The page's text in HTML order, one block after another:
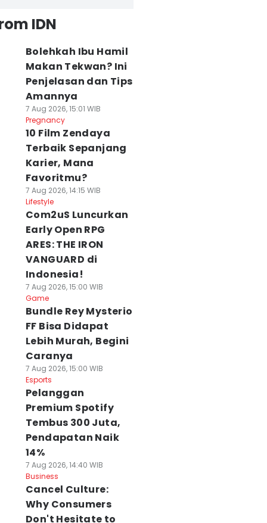
IDN
Bolehkah Ibu Hamil
Makan Tekwan? Ini
Penjelasan dan Tips
Amannya
7 Aug 2026, 15:01 WIB
Pregnancy
10 Film Zendaya
Terbaik Sepanjang
Karier, Mana
Favoritmu?
7 Aug 2026, 14:15 WIB
Lifestyle
Com2uS Luncurkan
Early Open RPG
ARES: THE IRON
VANGUARD di
Indonesia!
7 Aug 2026, 15:00 WIB
Game
Bundle Rey Mysterio
FF Bisa Didapat
Lebih Murah, Begini
Caranya
7 Aug 2026, 15:00 WIB
Esports
Pelanggan
Premium Spotify
Tembus 300 Juta,
Pendapatan Naik
14%
7 Aug 2026, 14:40 WIB
Business
Cancel Culture:
Why Consumers
Don't Hesitate to